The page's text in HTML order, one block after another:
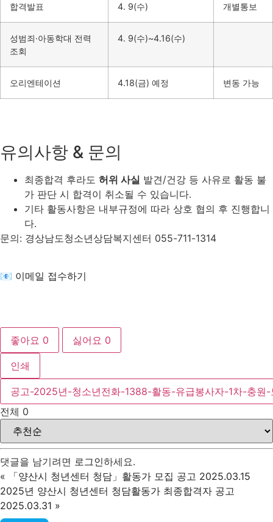
합격발표 4. 9(수) 개별통보
성범죄·아동학대 전력
조회
4. 9(수)~4.16(수)
오리엔테이션 4.18(금) 예정 변동 가능
유의사항 & 문의
최종합격 후라도 허위 사실 발견/건강 등 사유로 활동 불
가 판단 시 합격이 취소될 수 있습니다.
기타 활동사항은 내부규정에 따라 상호 협의 후 진행합니
다.
문의: 경상남도청소년상담복지센터 055-711-1314
📧 이메일 접수하기
좋아요 0 싫어요 0
인쇄
공고-2025년-청소년전화-1388-활동-유급봉사자-1차-충원
전체 0
댓글을 남기려면 로그인하세요.
«
「양산시 청년센터 청담」활동가 모집 공고 2025.03.15
2025년 양산시 청년센터 청담활동가 최종합격자 공고
2025.03.31 »